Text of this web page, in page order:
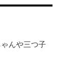
んや三つ子